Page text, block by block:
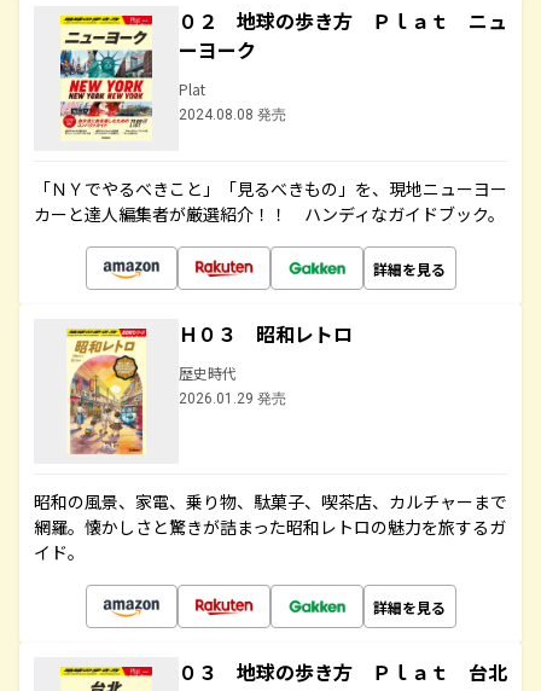
０２ 地球の歩き方 Ｐｌａｔ ニュ
ーヨーク
Plat
2024.08.08 発売
「ＮＹでやるべきこと」「見るべきもの」を、現地ニューヨー
カーと達人編集者が厳選紹介！！ ハンディなガイドブック。
詳細を見る
Ｈ０３ 昭和レトロ
歴史時代
2026.01.29 発売
昭和の風景、家電、乗り物、駄菓子、喫茶店、カルチャーまで
網羅。懐かしさと驚きが詰まった昭和レトロの魅力を旅するガ
イド。
詳細を見る
０３ 地球の歩き方 Ｐｌａｔ 台北